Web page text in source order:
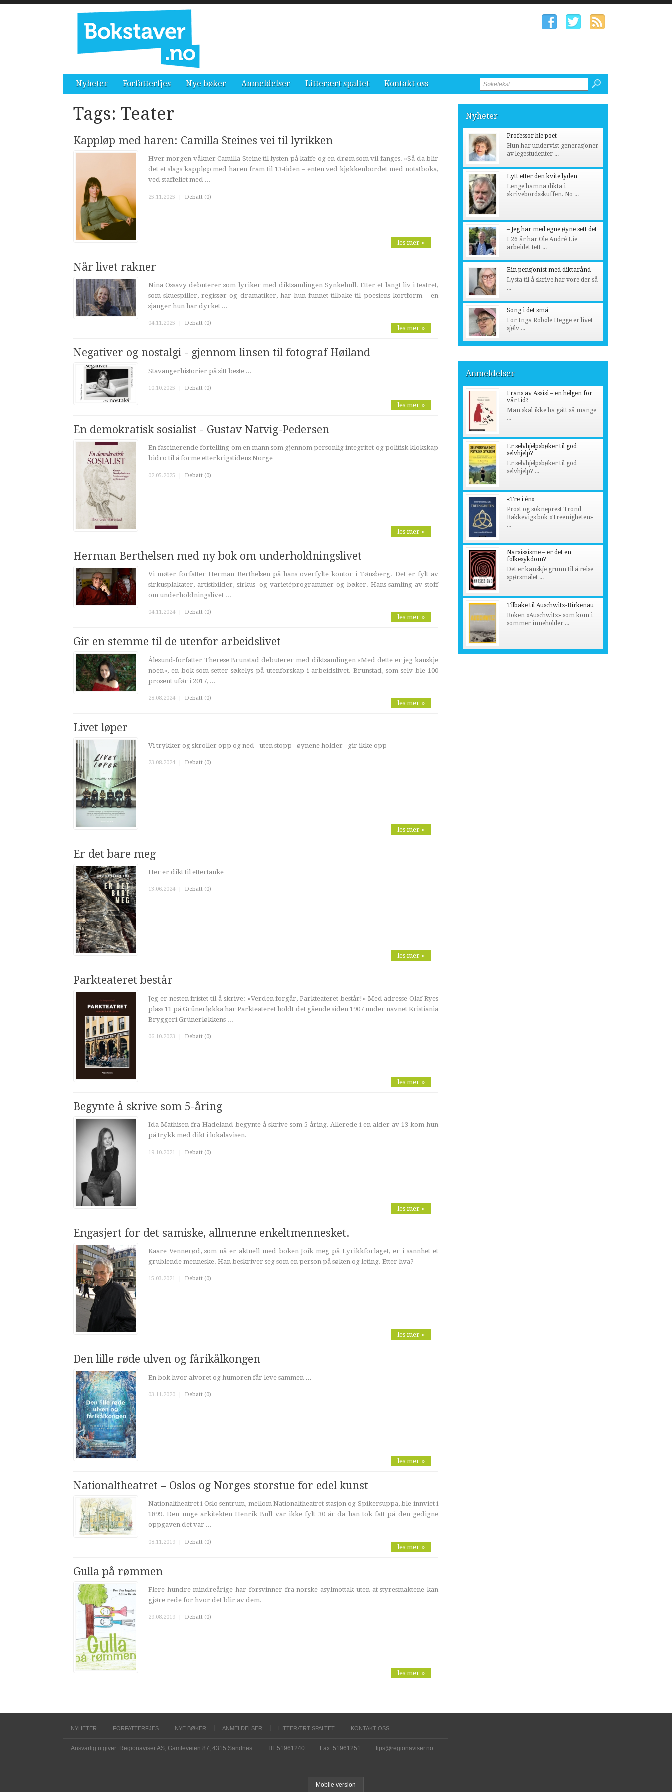
Nyheter Forfatterfjes Nye bøker Anmeldelser Litterært spaltet Kontakt oss
Tags: Teater
Kappløp med haren: Camilla Steines vei til lyrikken
Hver morgen våkner Camilla Steine til lysten på kaffe og en drøm som vil fanges. «Så da blir
det et slags kappløp med haren fram til 13-tiden – enten ved kjøkkenbordet med notatboka,
ved staffeliet med ...
25.11.2025 | Debatt (0)
les mer »
Når livet rakner
Nina Ossavy debuterer som lyriker med diktsamlingen Synkehull. Etter et langt liv i teatret,
som skuespiller, regissør og dramatiker, har hun funnet tilbake til poesiens kortform – en
sjanger hun har dyrket ...
04.11.2025 Debatt (0)
les mer »
Negativer og nostalgi - gjennom linsen til fotograf Høiland
Stavangerhistorier på sitt beste ...
10.10.2025 | Debatt (0)
les mer »
En demokratisk sosialist - Gustav Natvig-Pedersen
En fascinerende fortelling om en mann som gjennom personlig integritet og politisk klokskap
bidro til å forme etterkrigstidens Norge
02.05.2025 | Debatt (0)
les mer »
Herman Berthelsen med ny bok om underholdningslivet
Vi møter forfatter Herman Berthelsen på hans overfylte kontor i Tønsberg. Det er fylt av
sirkusplakater, artistbilder, sirkus- og varietéprogrammer og bøker. Hans samling av stoff
om underholdningslivet ...
04.11.2024 Debatt (0)
les mer »
Gir en stemme til de utenfor arbeidslivet
Ålesund-forfatter Therese Brunstad debuterer med diktsamlingen «Med dette er jeg kanskje
noen», en bok som setter søkelys på utenforskap i arbeidslivet. Brunstad, som selv ble 100
prosent ufør i 2017, ...
28.08.2024 | Debatt (0)
les mer »
Livet løper
Vi trykker og skroller opp og ned - uten stopp - øynene holder - gir ikke opp
23.08.2024 Debatt (0)
les mer »
Er det bare meg
Her er dikt til ettertanke
13.06.2024 Debatt (0)
les mer »
Parkteateret består
Jeg er nesten fristet til å skrive: «Verden forgår, Parkteateret består!» Med adresse Olaf Ryes
plass 11 på Grünerløkka har Parkteateret holdt det gående siden 1907 under navnet Kristiania
Bryggeri Grünerløkkens ...
06.10.2023 | Debatt (0)
les mer »
Begynte å skrive som 5-åring
Ida Mathisen fra Hadeland begynte å skrive som 5-åring. Allerede i en alder av 13 kom hun
på trykk med dikt i lokalavisen.
19.10.2021 | Debatt (0)
les mer »
Engasjert for det samiske, allmenne enkeltmennesket.
Kaare Vennerød, som nå er aktuell med boken Joik meg på Lyrikkforlaget, er i sannhet et
grublende menneske. Han beskriver seg som en person på søken og leting. Etter hva?
15.03.2021 Debatt (0)
les mer »
Den lille røde ulven og fårikålkongen
En bok hvor alvoret og humoren får leve sammen …
03.11.2020 | Debatt (0)
les mer »
Nationaltheatret – Oslos og Norges storstue for edel kunst
Nationaltheatret i Oslo sentrum, mellom Nationaltheatret stasjon og Spikersuppa, ble innviet i
1899. Den unge arkitekten Henrik Bull var ikke fylt 30 år da han tok fatt på den gedigne
oppgaven det var ...
08.11.2019 | Debatt (0)
les mer »
Gulla på rømmen
Flere hundre mindreårige har forsvinner fra norske asylmottak uten at styresmaktene kan
gjøre rede for hvor det blir av dem.
29.08.2019 Debatt (0)
les mer »
Nyheter
Professor ble poet
Hun har undervist generasjoner
av legestudenter ...
Lytt etter den kvite lyden
Lenge hamna dikta i
skrivebordsskuffen. No ...
– Jeg har med egne øyne sett det
I 26 år har Ole André Lie
arbeidet tett ...
Ein pensjonist med diktarånd
Lysta til å skrive har vore der så
...
Song i det små
For Inga Robøle Hegge er livet
sjølv ...
Anmeldelser
Frans av Assisi – en helgen for
vår tid?
Man skal ikke ha gått så mange
...
Er selvhjelpsbøker til god
selvhjelp?
Er selvhjelpsbøker til god
selvhjelp? ...
«Tre i én»
Prost og sokneprest Trond
Bakkevigs bok «Treenigheten»
...
Narsissisme – er det en
folkesykdom?
Det er kanskje grunn til å reise
spørsmålet ...
Tilbake til Auschwitz-Birkenau
Boken «Auschwitz» som kom i
sommer inneholder ...
NYHETER FORFATTERFJES NYE BØKER ANMELDELSER LITTERÆRT SPALTET KONTAKT OSS
Ansvarlig utgiver: Regionaviser AS, Gamleveien 87, 4315 Sandnes Tlf. 51961240 Fax. 51961251 tips@regionaviser.no
Mobile version